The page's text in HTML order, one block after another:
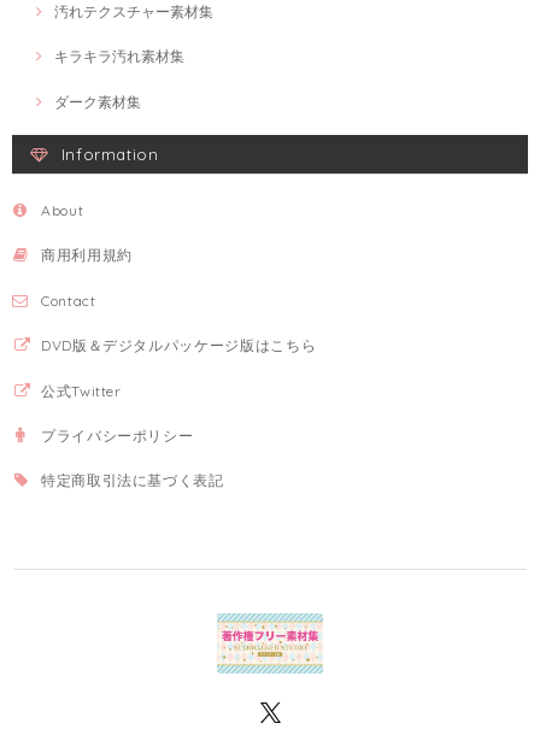
汚れテクスチャー素材集
キラキラ汚れ素材集
ダーク素材集
Information
About
商用利用規約
Contact
DVD版＆デジタルパッケージ版はこちら
公式Twitter
プライバシーポリシー
特定商取引法に基づく表記